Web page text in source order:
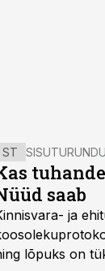
ST
saab
ja
lõpuks on